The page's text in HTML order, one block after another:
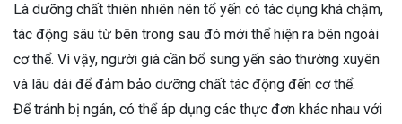
Là dưỡng chất thiên nhiên nên tổ yến có tác dụng khá chậm,
tác động sâu từ bên trong sau đó mới thể hiện ra bên ngoài
cơ thể. Vì vậy, người già cần bổ sung yến sào thường xuyên
và lâu dài để đảm bảo dưỡng chất tác động đến cơ thể.
Để tránh bị ngán, có thể áp dụng các thực đơn khác nhau với